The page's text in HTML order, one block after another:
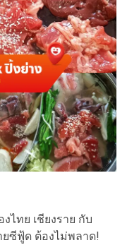
ทย เชียงราย กับ
ซีฟู้ด ต้องไม่พลาด!